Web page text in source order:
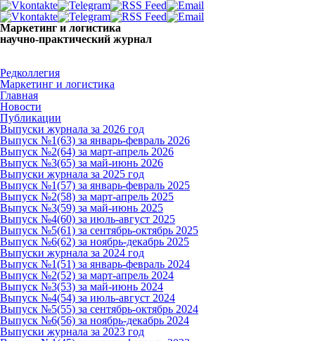
Маркетинг и логистика
научно-практический журнал
Редколлегия
Маркетинг и логистика
Главная
Новости
Публикации
Выпуски журнала за 2026 год
Выпуск №1(63) за январь-февраль 2026
Выпуск №2(64) за март-апрель 2026
Выпуск №3(65) за май-июнь 2026
Выпуски журнала за 2025 год
Выпуск №1(57) за январь-февраль 2025
Выпуск №2(58) за март-апрель 2025
Выпуск №3(59) за май-июнь 2025
Выпуск №4(60) за июль-август 2025
Выпуск №5(61) за сентябрь-октябрь 2025
Выпуск №6(62) за ноябрь-декабрь 2025
Выпуски журнала за 2024 год
Выпуск №1(51) за январь-февраль 2024
Выпуск №2(52) за март-апрель 2024
Выпуск №3(53) за май-июнь 2024
Выпуск №4(54) за июль-август 2024
Выпуск №5(55) за сентябрь-октябрь 2024
Выпуск №6(56) за ноябрь-декабрь 2024
Выпуски журнала за 2023 год